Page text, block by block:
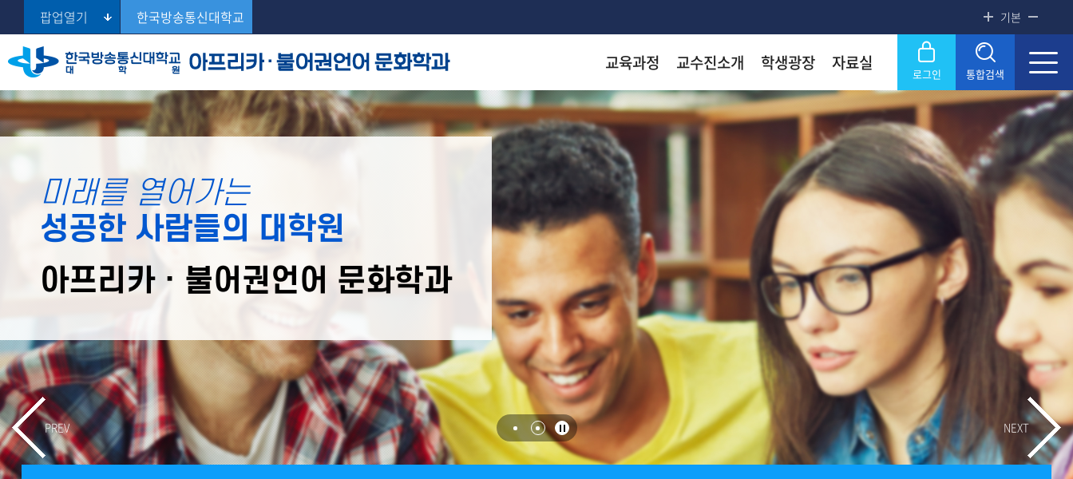
팝업열기 한국방송통신대학교 기본
교육과정
교육목표
교육과정
강의맛보기
착한 등록금! 수준높은 4년제 국립대
KNOUSERVICE
출판문화원 KNOU 위클리
발전기금 중앙도서관
교수진소개
교수진소개 착한 등록금! 수준높은 4년제 국립대
KNOUSERVICE
출판문화원 KNOU 위클리
발전기금 중앙도서관
학생광장
공지사항
착한 등록금! 수준높은 4년제 국립대
KNOUSERVICE
출판문화원 KNOU 위클리
발전기금 중앙도서관
자료실
학과자료실
관련사이트
착한 등록금! 수준높은 4년제 국립대
KNOUSERVICE
출판문화원 KNOU 위클리
발전기금 중앙도서관
로그인 통합검색
Search 닫기
PREV NEXT
미래를 열어가는
성공한 사람들의 대학원
아프리카 · 불어권언어 문화학과